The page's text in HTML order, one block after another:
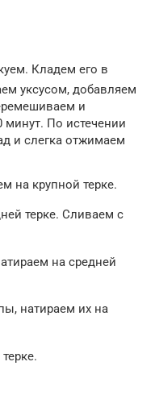
Кладем его в
уксусом, добавляем
и
минут. По истечении
и слегка отжимаем
на крупной терке.
терке. Сливаем с
на средней
натираем их на